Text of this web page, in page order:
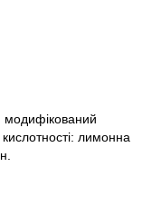
модифікований
лимонна